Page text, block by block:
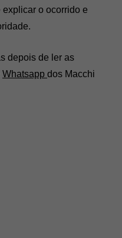
explicar o ocorrido e
depois de ler as
Whatsapp dos Macchi